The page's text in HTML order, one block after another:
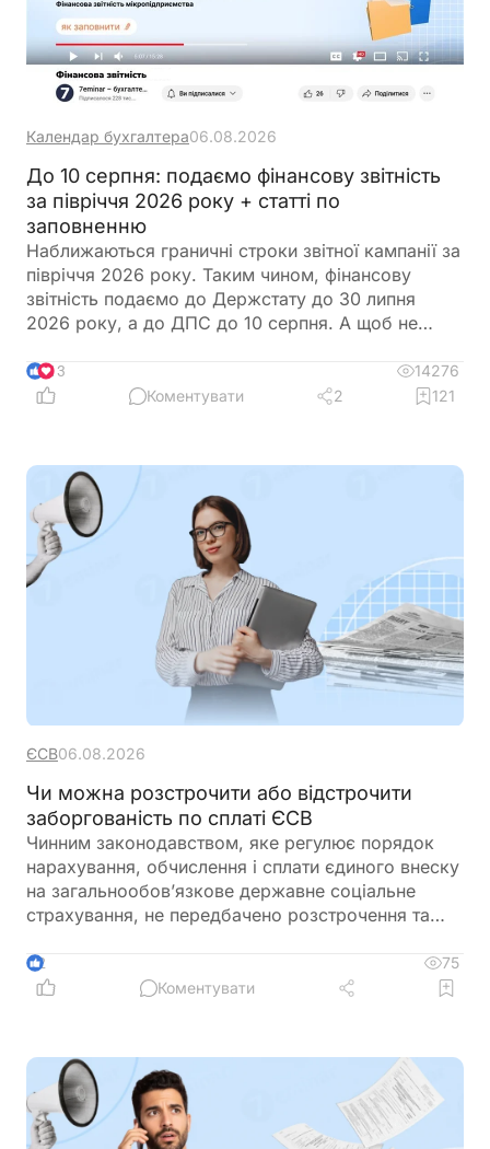
Календар бухгалтера06.08.2026
До 10 серпня: подаємо фінансову звітність
за півріччя 2026 року + статті по
заповненню
Наближаються граничні строки звітної кампанії за
півріччя 2026 року. Таким чином, фінансову
звітність подаємо до Держстату до 30 липня
2026 року, а до ДПС до 10 серпня. А щоб не
одному місці
13
14276
Коментувати
2 121
ЄСВ06.08.2026
Чи можна розстрочити або відстрочити
заборгованість по сплаті ЄСВ
Чинним законодавством, яке регулює порядок
нарахування, обчислення і сплати єдиного внеску
на загальнообов’язкове державне соціальне
страхування, не передбачено розстрочення та
внеску
2
75
Коментувати